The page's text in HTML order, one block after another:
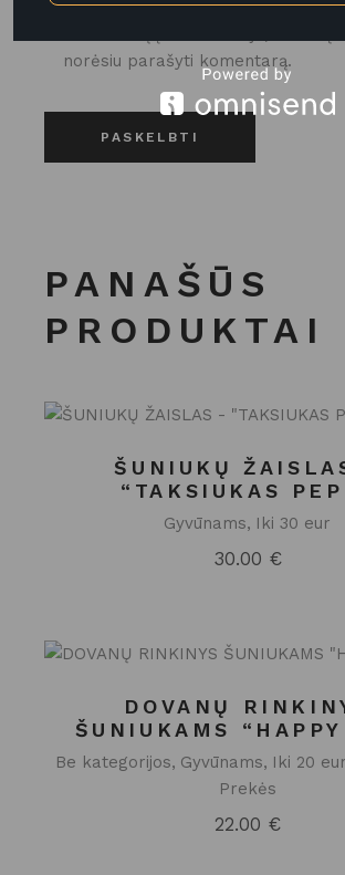
el. pašto adresą ir interneto
norėsiu parašyti komentarą.
PASKELBTI
PANAŠŪS
PRODUKTAI
ŠUNIUKŲ
“TAKSIUKAS
Gyvūnams Iki 30 eur
30.00 €
DOVANŲ
ŠUNIUKAMS “HAPPY
Be kategorijos Gyvūnams Iki 20 eur
Prekės
22.00 €